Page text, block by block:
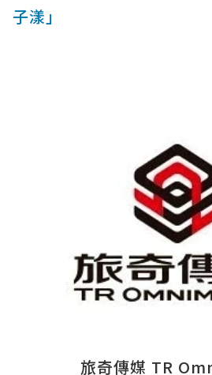
子漾」
旅奇傳媒 TR